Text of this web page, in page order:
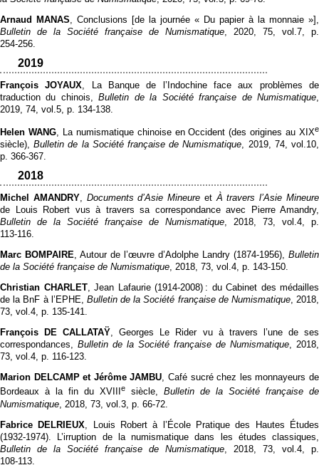
Arnaud MANAS , Conclusions [de la journée « Du papier à la monnaie »],
Bulletin de la Société française de Numismatique , 2020, 75, vol.7, p.
254‑256.
2019
François JOYAUX , La Banque de l’Indochine face aux problèmes de
traduction du chinois,Bulletin de la Société française de Numismatique
2019, 74, vol.5, p. 134‑138.
Helen WANG, La numismatique chinoise en Occident (des origines au XIXe
siècle),Bulletin de la Société française de Numismatique, 2019, 74, vol.10,
p. 366‑367.
2018
Michel AMANDRY, Documents d’Asie Mineure etÀ travers l’Asie Mineure
de Louis Robert vus à travers sa correspondance avec Pierre Amandry,
Bulletin de la Société française de Numismatique, 2018, 73, vol.4, p.
113‑116.
Marc BOMPAIRE, Autour de l’œuvre d’Adolphe Landry (1874-1956), Bulletin
de la Société française de Numismatique, 2018, 73, vol.4, p. 143‑150.
Christian CHARLET, Jean Lafaurie (1914-2008) : du Cabinet des médailles
de la BnF à l’EPHE, Bulletin de la Société française de Numismatique, 2018,
73, vol.4, p. 135‑141.
François DE CALLATAŸ, Georges Le Rider vu à travers l’une de ses
correspondances, Bulletin de la Société française de Numismatique, 2018,
73, vol.4, p. 116‑123.
Marion DELCAMP et Jérôme JAMBU, Café sucré chez les monnayeurs de
Bordeaux à la fin du XVIII
e siècle, Bulletin de la Société française de
Numismatique , 2018, 73, vol.3, p. 66‑72.
Fabrice DELRIEUX , Louis Robert à l’École Pratique des Hautes Études
(1932-1974). L’irruption de la numismatique dans les études classiques,
Bulletin de la Société française de Numismatique , 2018, 73, vol.4, p.
108‑113.